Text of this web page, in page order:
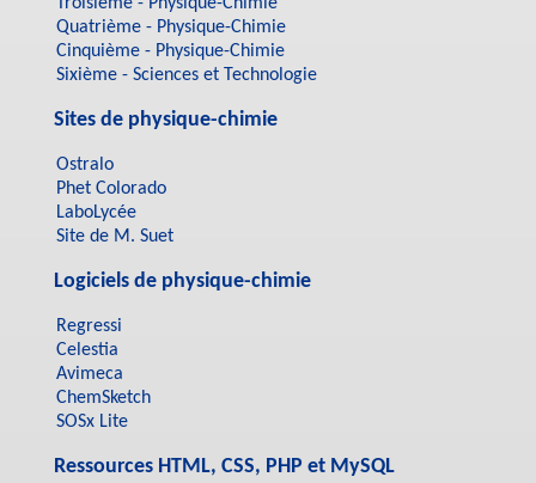
Troisième - Physique-Chimie
Quatrième - Physique-Chimie
Cinquième - Physique-Chimie
Sixième - Sciences et Technologie
Sites de physique-chimie
Ostralo
Phet Colorado
LaboLycée
Site de M. Suet
Logiciels de physique-chimie
Regressi
Celestia
Avimeca
ChemSketch
SOSx Lite
Ressources HTML, CSS, PHP et MySQL